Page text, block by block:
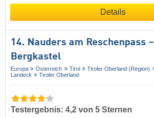
Details
14. Nauders am Reschenpass –
Bergkastel
Europa Österreich Tirol
Tiroler Oberland (Region)
Landeck
Tiroler Oberland
Testergebnis: 4,2 von 5 Sternen